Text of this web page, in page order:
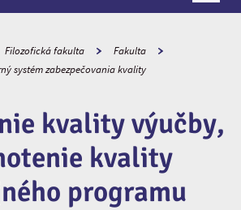
Filozofická fakulta
Fakulta
systém zabezpečovania kvality
kvality výučby,
kvality
programu